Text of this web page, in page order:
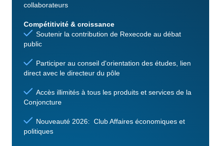
collaborateurs
Compétitivité & croissance
Soutenir la contribution de Rexecode au débat
public
Participer au conseil d'orientation des études, lien
direct avec le directeur du pôle
Accès illimités à tous les produits et services de la
Conjoncture
Nouveauté 2026: Club Affaires économiques et
politiques